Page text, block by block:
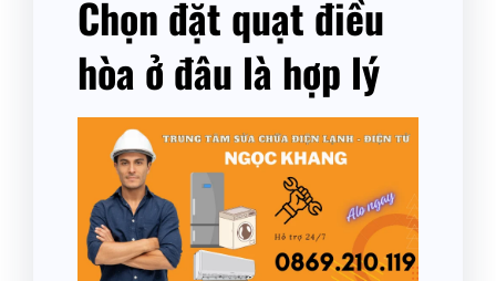
Chọn đặt quạt điều
hòa ở đâu là hợp lý